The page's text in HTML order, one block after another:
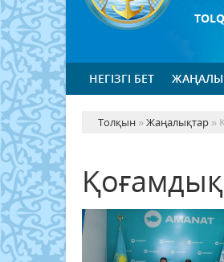
НЕГІЗГІ БЕТ
Толқын »Жаңалықтар »
Қоғамдық